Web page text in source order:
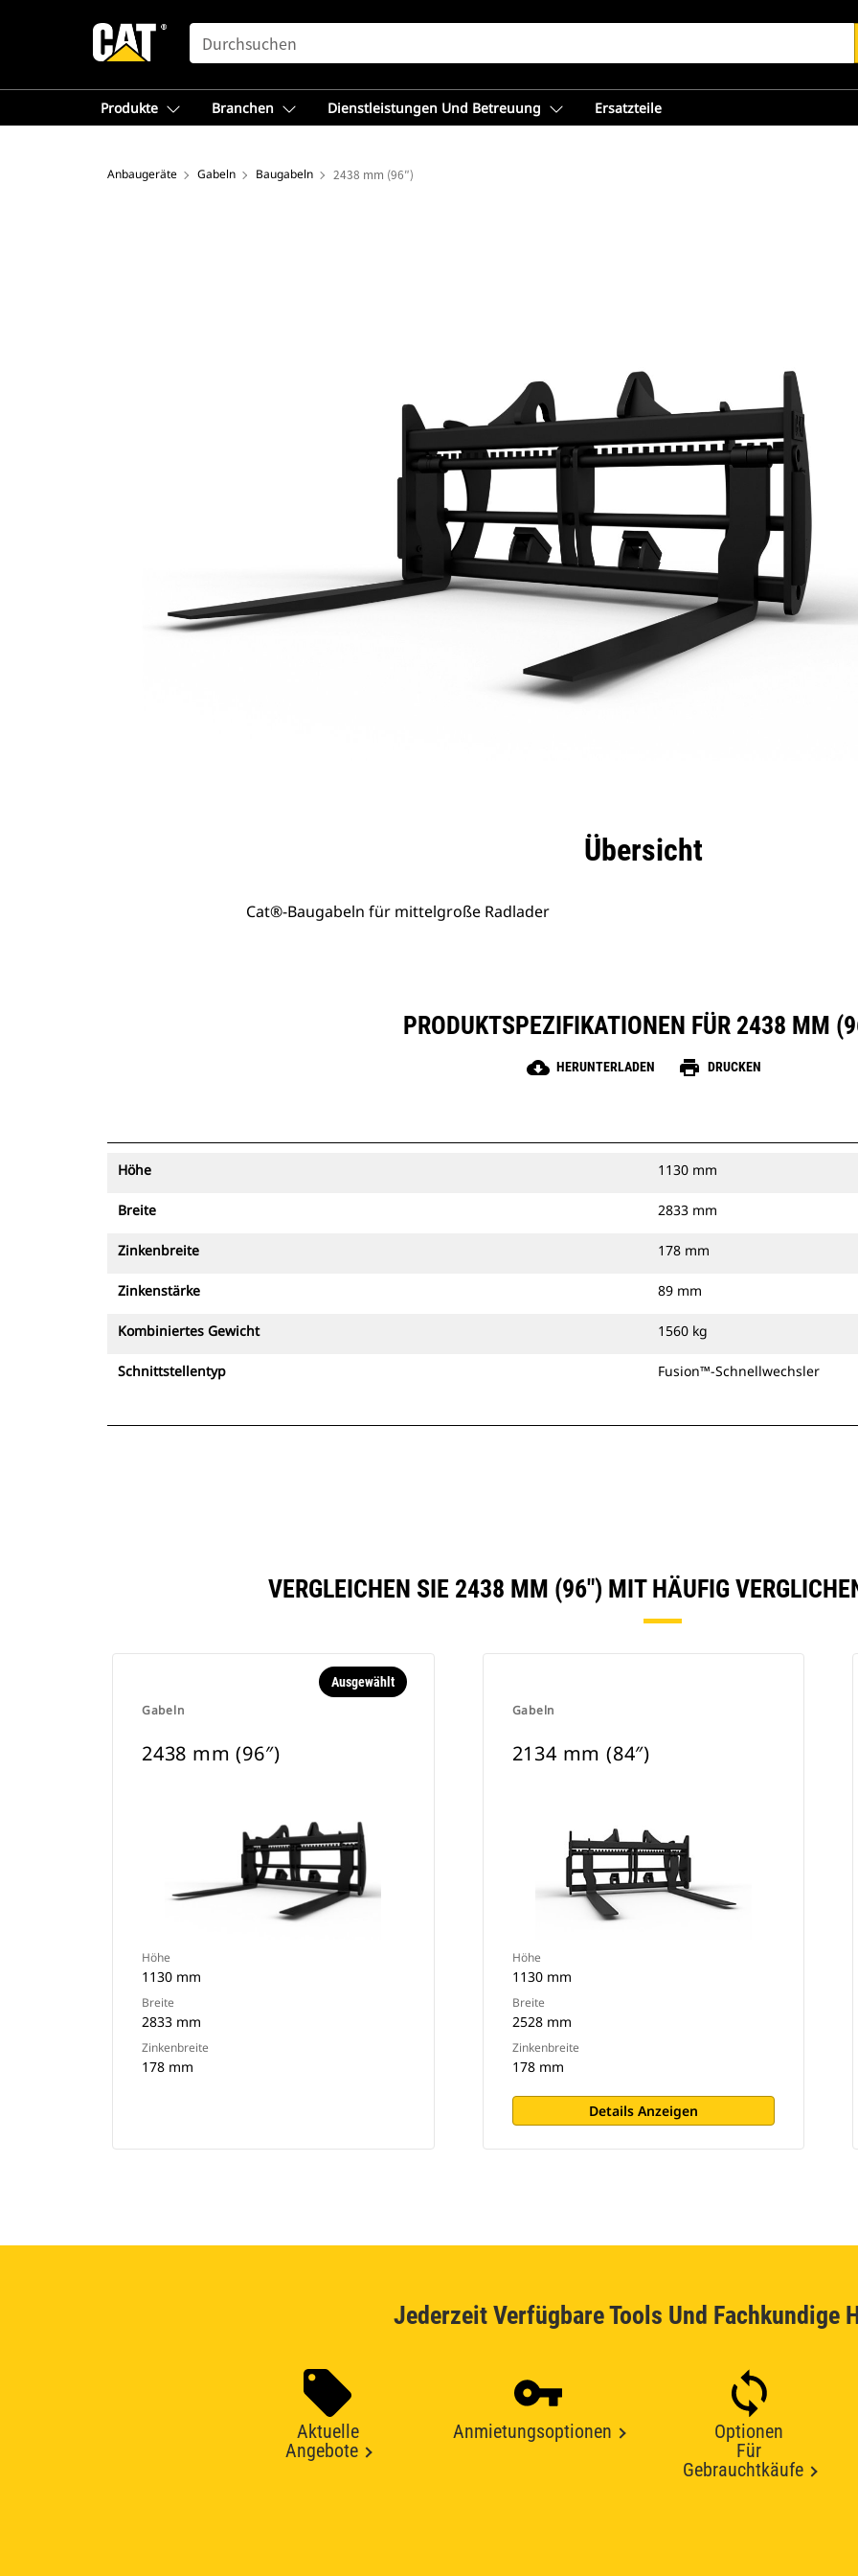
SEARCH
Produkte Branchen Dienstleistungen Und Betreuung Ersatzteile
Anbaugeräte Gabeln Baugabeln 2438 mm (96″)
Technische DatenÜbersicht
Cat®-Baugabeln für mittelgroße Radlader
PRODUKTSPEZIFIKATIONEN FÜR 2438 MM
cloud_download HERUNTERLADEN print DRUCKEN
Höhe 1130 mm
Breite 2833 mm
Zinkenbreite 178 mm
Zinkenstärke 89 mm
Kombiniertes Gewicht 1560 kg
Schnittstellentyp Fusion™-Schnellwechsler
VERGLEICHEN SIE 2438 MM (96″) MIT HÄUFIG
Gabeln
Ausgewählt
2438 mm (96″)
Höhe
1130 mm
Breite
2833 mm
Zinkenbreite
178 mm
Gabeln
2134 mm (84″)
Höhe
1130 mm
Breite
2528 mm
Zinkenbreite
178 mm
Details Anzeigen
Jederzeit Verfügbare Tools Und Fachkundige
Aktuelle
Angebote
Anmietungsoptionen
Optionen
Für
Gebrauchtkäufe